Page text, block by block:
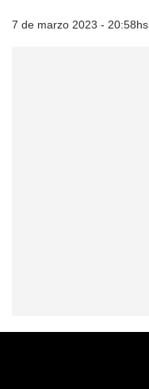
7 de marzo 2023 - 20:58hs